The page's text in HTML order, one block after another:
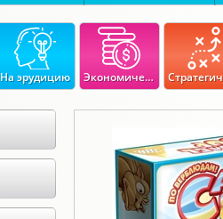
На эрудицию Экономические